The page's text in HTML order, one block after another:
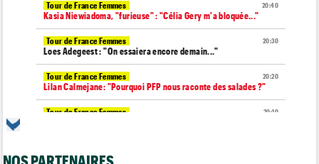
20:40
Tour de France Femmes
Kasia Niewiadoma, "furieuse" : "Célia Gery m'a bloquée..."
20:30
Tour de France Femmes
Loes Adegeest : "On essaiera encore demain..."
20:20
Tour de France Femmes
Lilan Calmejane: "Pourquoi PFP nous raconte des salades ?"
20:10
Tour de France Femmes
Niedermaier : "J’ai dit à Kasia que ce n’est pas fini"